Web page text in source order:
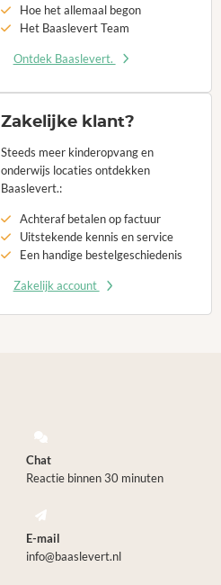
Hoe het allemaal begon
Het Baaslevert Team
Ontdek Baaslevert.
Zakelijke klant?
Steeds meer kinderopvang en
onderwijs locaties ontdekken
Baaslevert.:
Achteraf betalen op factuur
Uitstekende kennis en service
Een handige bestelgeschiedenis
Zakelijk account
Chat
Reactie binnen 30 minuten
E-mail
info@baaslevert.nl